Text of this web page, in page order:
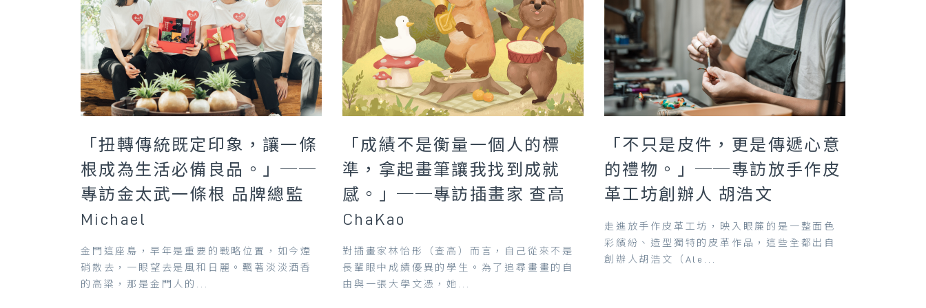
「扭轉傳統既定印象，讓一條
根成為生活必備良品。」──
專訪金太武一條根 品牌總監
Michael
金門這座島，早年是重要的戰略位置，如今煙
硝散去，一眼望去是風和日麗。飄著淡淡酒香
的高粱，那是金門人的...
「成績不是衡量一個人的標
準，拿起畫筆讓我找到成就
感。」──專訪插畫家 查高
ChaKao
對插畫家林怡彤（查高）而言，自己從來不是
長輩眼中成績優異的學生。為了追尋畫畫的自
由與一張大學文憑，她...
「不只是皮件，更是傳遞心意
的禮物。」──專訪放手作皮
革工坊創辦人 胡浩文
走進放手作皮革工坊，映入眼簾的是一整面色
彩繽紛、造型獨特的皮革作品，這些全都出自
創辦人胡浩文（Ale...